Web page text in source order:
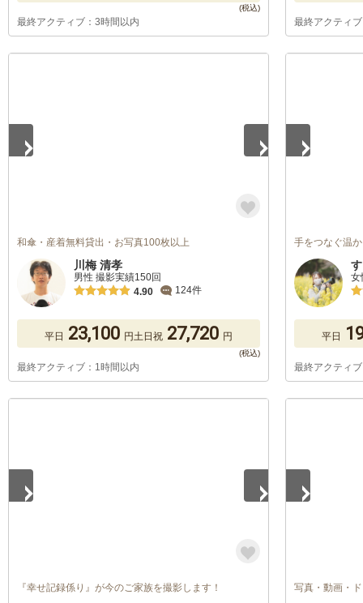
最終アクティブ：3時間以内 最終アクティ
和傘・産着無料貸出・お写真100枚以上
川梅 清孝
男性 撮影実績150回
4.90
124件
平日 23,100 円土日祝 27,720 円
最終アクティブ：1時間以内
手をつなぐ温
女
平日
最終アクティ
『幸せ記録係り』が今のご家族を撮影します！ 写真・動画・